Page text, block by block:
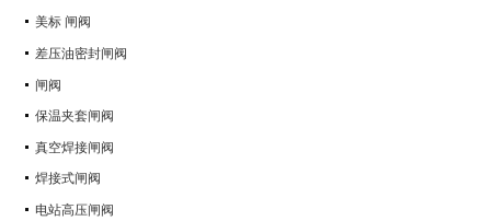
美标 闸阀
差压油密封闸阀
闸阀
保温夹套闸阀
真空焊接闸阀
焊接式闸阀
电站高压闸阀